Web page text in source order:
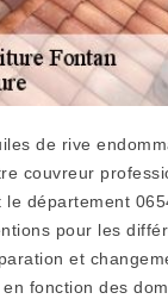
de rive
couvreur
département
pour les
et
fonction des